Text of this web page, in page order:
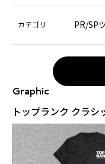
カテゴリ PR/SP
Graphic
トップランク クラ